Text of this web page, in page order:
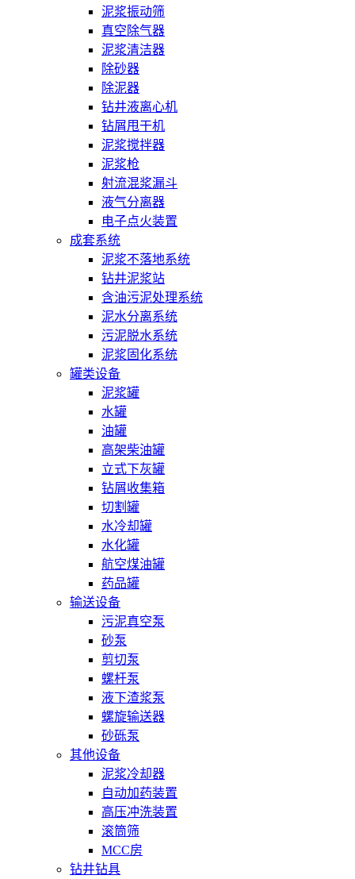
泥浆振动筛
真空除气器
泥浆清洁器
除砂器
除泥器
钻井液离心机
钻屑甩干机
泥浆搅拌器
泥浆枪
射流混浆漏斗
液气分离器
电子点火装置
成套系统
泥浆不落地系统
钻井泥浆站
含油污泥处理系统
泥水分离系统
污泥脱水系统
泥浆固化系统
罐类设备
泥浆罐
水罐
油罐
高架柴油罐
立式下灰罐
钻屑收集箱
切割罐
水冷却罐
水化罐
航空煤油罐
药品罐
输送设备
污泥真空泵
砂泵
剪切泵
螺杆泵
液下渣浆泵
螺旋输送器
砂砾泵
其他设备
泥浆冷却器
自动加药装置
高压冲洗装置
滚筒筛
MCC房
钻井钻具